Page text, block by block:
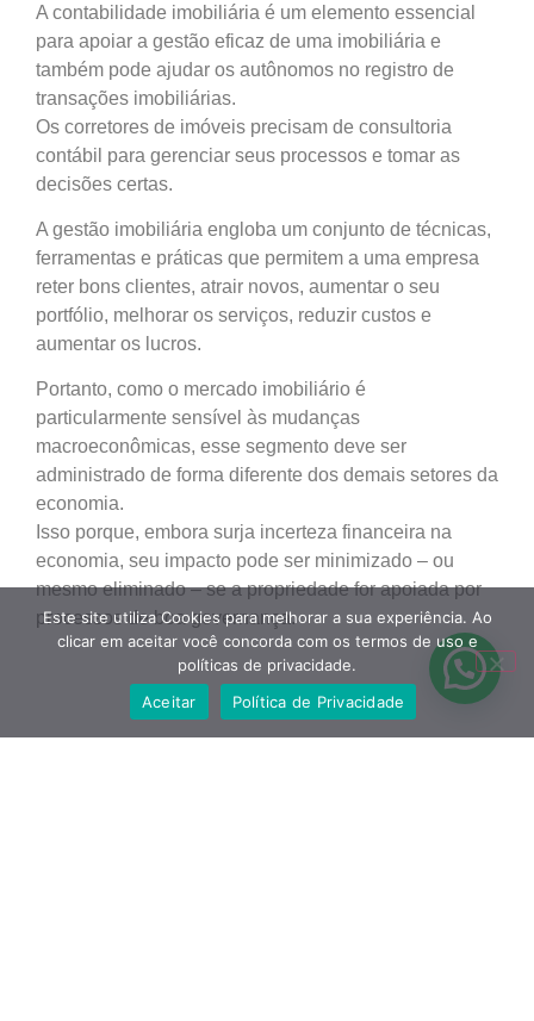
A contabilidade imobiliária é um elemento essencial
para apoiar a gestão eficaz de uma imobiliária e
também pode ajudar os autônomos no registro de
transações imobiliárias.
Os corretores de imóveis precisam de consultoria
contábil para gerenciar seus processos e tomar as
decisões certas.
A gestão imobiliária engloba um conjunto de técnicas,
ferramentas e práticas que permitem a uma empresa
reter bons clientes, atrair novos, aumentar o seu
portfólio, melhorar os serviços, reduzir custos e
aumentar os lucros.
Portanto, como o mercado imobiliário é
particularmente sensível às mudanças
macroeconômicas, esse segmento deve ser
administrado de forma diferente dos demais setores da
economia.
Isso porque, embora surja incerteza financeira na
economia, seu impacto pode ser minimizado – ou
mesmo eliminado – se a propriedade for apoiada por
processos de boa governança.
Este site utiliza Cookies para melhorar a sua experiência. Ao
clicar em aceitar você concorda com os termos de uso e
políticas de privacidade.
Aceitar
Política de Privacidade